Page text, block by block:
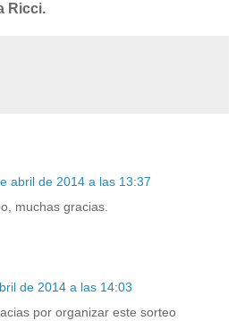
Ricci.
abril de 2014 a las 13:37
muchas gracias.
de 2014 a las 14:03
por organizar este sorteo